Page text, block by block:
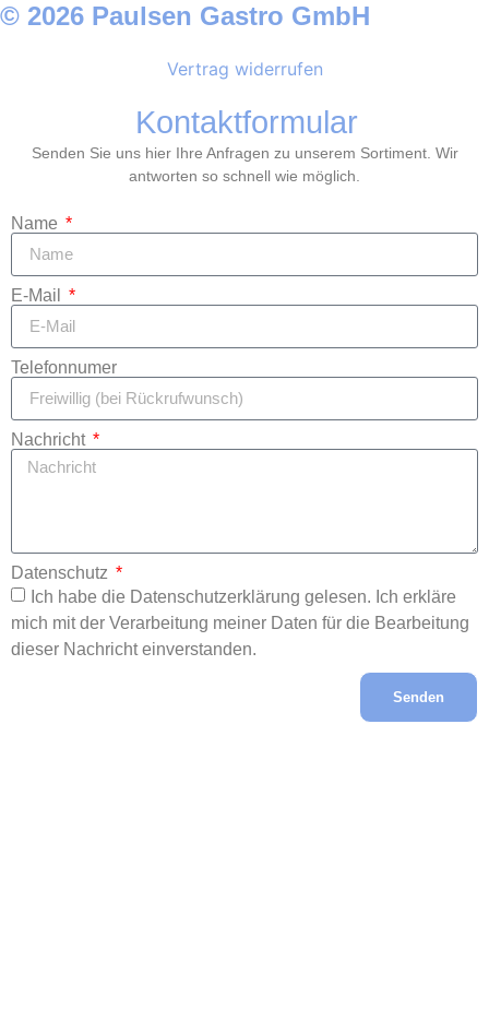
© 2026 Paulsen Gastro GmbH
Vertrag widerrufen
Kontaktformular
Senden Sie uns hier Ihre Anfragen zu unserem Sortiment. Wir
antworten so schnell wie möglich.
Name
E-Mail
Telefonnumer
Nachricht
Datenschutz
Ich habe die Datenschutzerklärung gelesen. Ich erkläre
mich mit der Verarbeitung meiner Daten für die Bearbeitung
dieser Nachricht einverstanden.
Senden